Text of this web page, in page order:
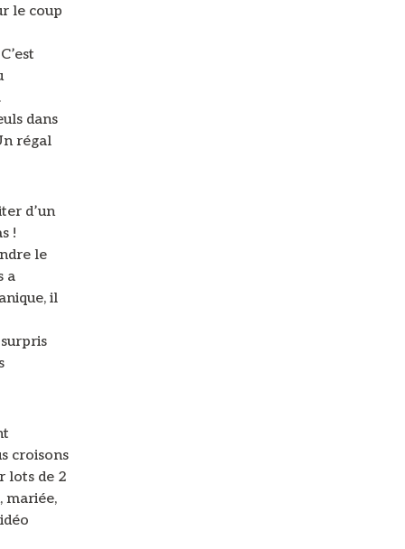
le coup
dans
régal
d’un
!
le
a
il
croisons
lots de 2
mariée,